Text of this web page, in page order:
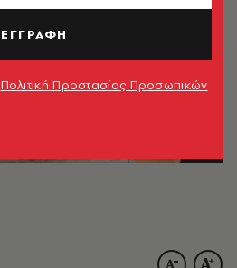
ΕΓΓΡΑΦΗ
Πολιτική Προστασίας Προσωπικών